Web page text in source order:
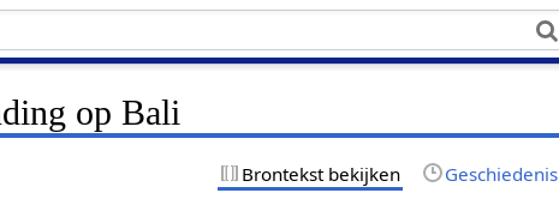
op Bali
Brontekst bekijken Geschiedenis